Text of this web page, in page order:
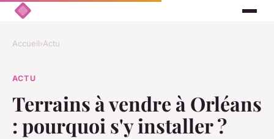
Accueil›Actu
ACTU
Terrains à vendre à Orléans
: pourquoi s'y installer ?